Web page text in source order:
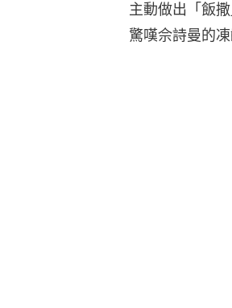
主動做出「飯
驚嘆佘詩曼的凍